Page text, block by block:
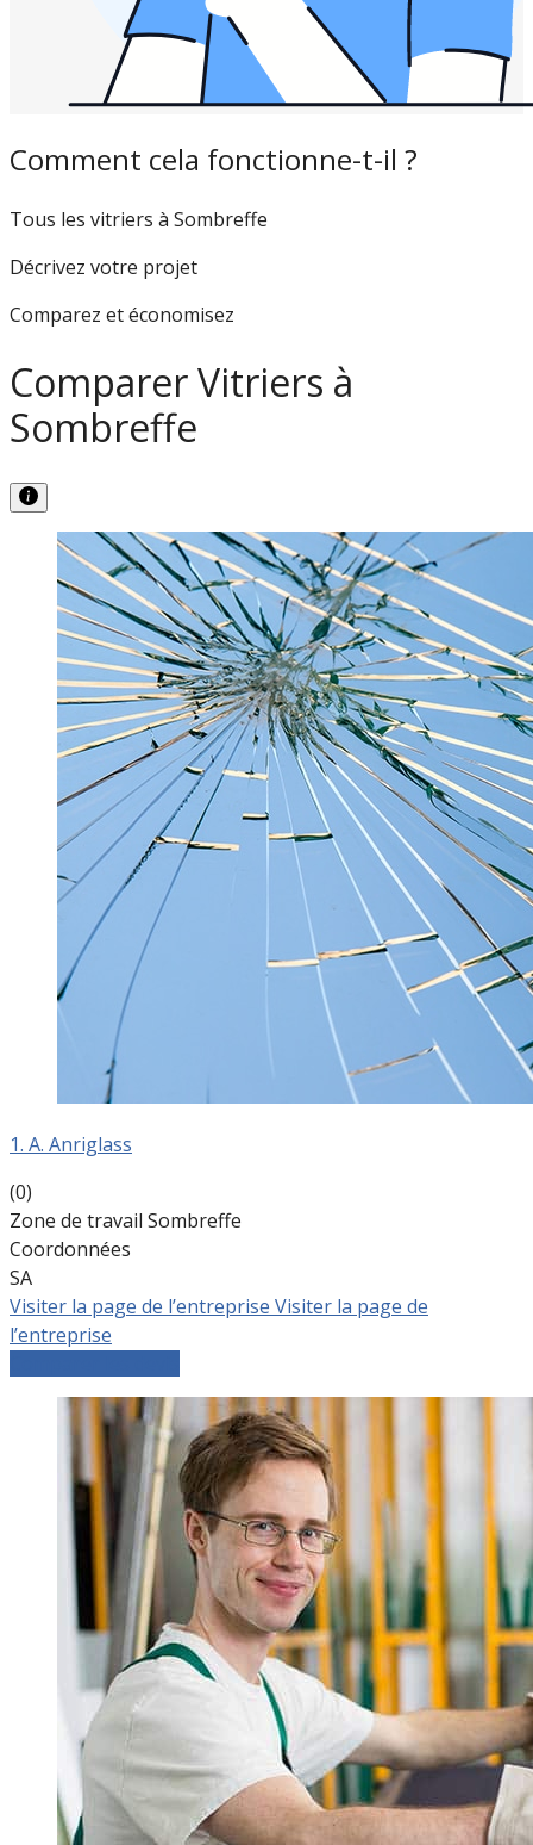
Comment cela fonctionne-t-il ?
Tous les vitriers à Sombreffe
Décrivez votre projet
Comparez et économisez
Comparer Vitriers à
Sombreffe
1. A. Anriglass
(0)
Zone de travail Sombreffe
Coordonnées
SA
Visiter la page de l’entreprise Visiter la page de
l’entreprise